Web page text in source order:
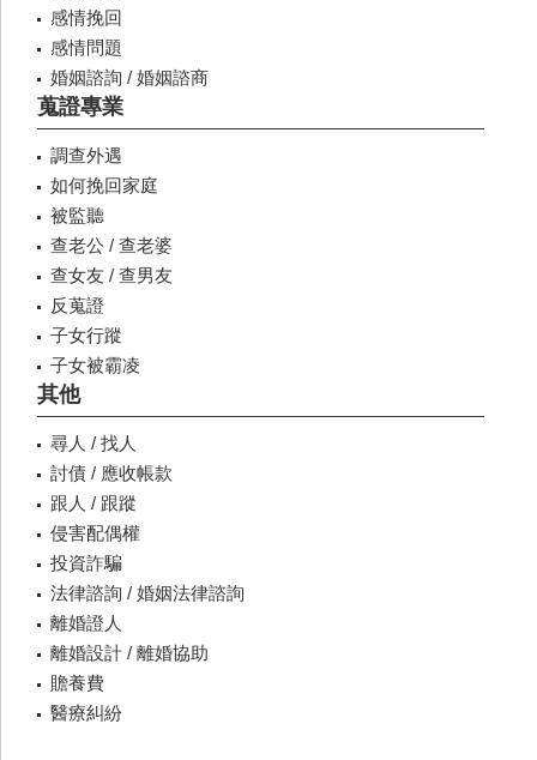
感情挽回
感情問題
婚姻諮詢 / 婚姻諮商
蒐證專業
調查外遇
如何挽回家庭
被監聽
查老公 / 查老婆
查女友 / 查男友
反蒐證
子女行蹤
子女被霸凌
其他
尋人 / 找人
討債 / 應收帳款
跟人 / 跟蹤
侵害配偶權
投資詐騙
法律諮詢 / 婚姻法律諮詢
離婚證人
離婚設計 / 離婚協助
贍養費
醫療糾紛